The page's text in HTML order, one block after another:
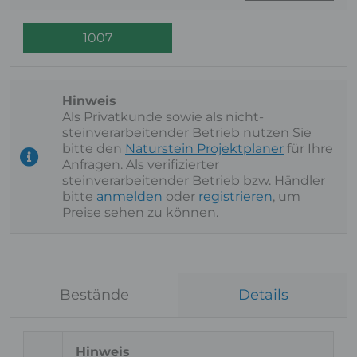
1007
Als Privatkunde sowie als nicht-
steinverarbeitender Betrieb nutzen Sie
bitte den Naturstein Projektplaner für Ihre
Anfragen. Als verifizierter
steinverarbeitender Betrieb bzw. Händler
bitte anmelden oder registrieren, um
Preise sehen zu können.
Bestände Details